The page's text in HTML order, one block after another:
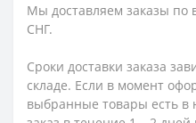
Мы доставляем заказы по
СНГ.
Сроки доставки заказа
складе. Если в момент
выбранные товары есть